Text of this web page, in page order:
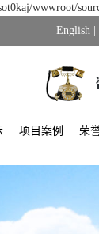
wwwroot/
English
项目案例 荣